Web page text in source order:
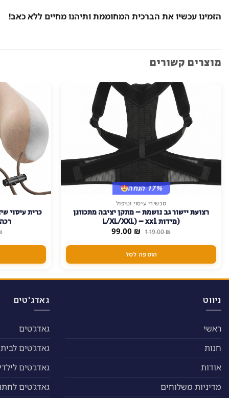
הזמינו עכשיו את הברכית המחוממת ותיהנו מחיים ללא כאב!
מוצרים קשורים
17% הנחה
מכשירי עיסוי וטיפול
רצועת יישור גב נושמת – מתקן יציבה מתכוונן
(מידות L/XL/XXL) – xxl
119.00₪ המחיר
המקורי
היה:
119.00 ₪.
99.00 ₪ המחיר
הוא:
הוספה לסל
כרית עיסוי
ניווט
ראשי
חנות
אודות
מדיניות משלוחים
גאדג'טים
גאדג'טים
גאדג'טים לבית
גאדג'טים
גאדג'טים